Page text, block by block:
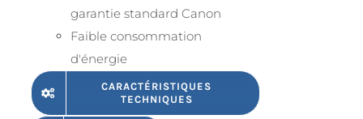
garantie standard Canon
Faible consommation
d'énergie
CARACTÉRISTIQUES
TECHNIQUES